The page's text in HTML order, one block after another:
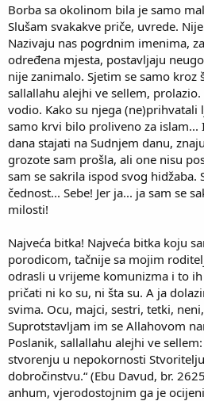
Borba sa okolinom bila je samo
Slušam svakakve priče, uvrede.
Nazivaju nas pogrdnim imenima,
određena mjesta, postavljaju
nije zanimalo. Sjetim se samo kroz
sallallahu alejhi ve sellem,
vodio. Kako su njega
samo krvi bilo proliveno za islam...
dana stajati na Sudnjem danu,
grozote sam prošla, ali one nisu
sam se sakrila ispod svog hidžaba.
čednost... Sebe! Jer ja... ja sam se
milosti!
Najveća bitka! Najveća bitka koju
porodicom, tačnije sa mojim
odrasli u vrijeme komunizma i to
pričati ni ko su, ni šta su. A ja
svima. Ocu, majci, sestri, tetki,
Suprotstavljam im se Allahovom
Poslanik, sallallahu alejhi ve
stvorenju u nepokornosti
dobročinstvu.“ (Ebu Davud, br.
anhum, vjerodostojnim ga je